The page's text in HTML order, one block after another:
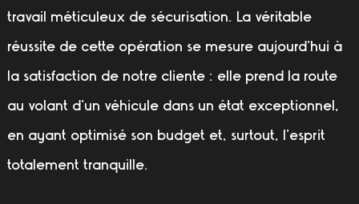
travail méticuleux de sécurisation. La véritable
réussite de cette opération se mesure aujourd’hui à
la satisfaction de notre cliente : elle prend la route
au volant d’un véhicule dans un état exceptionnel,
en ayant optimisé son budget et, surtout, l’esprit
totalement tranquille.